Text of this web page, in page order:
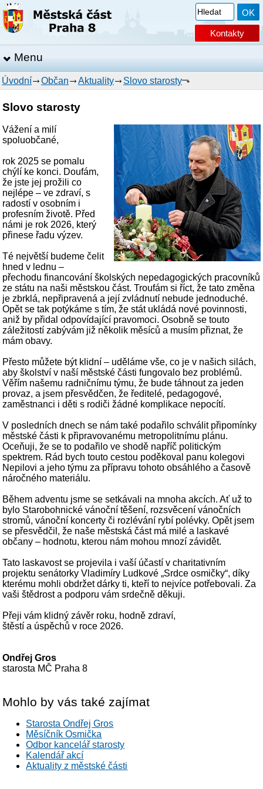
Kontakty
Menu
Úvodní Občan Aktuality Slovo starosty
Slovo starosty
Vážení a milí
spoluobčané,
rok 2025 se pomalu
chýlí ke konci. Doufám,
že jste jej prožili co
nejlépe – ve zdraví, s
radostí v osobním i
profesním životě. Před
námi je rok 2026, který
přinese řadu výzev.
Té největší budeme čelit
hned v lednu –
přechodu financování školských nepedagogických pracovníků
ze státu na naši městskou část. Troufám si říct, že tato změna
je zbrklá, nepřipravená a její zvládnutí nebude jednoduché.
Opět se tak potýkáme s tím, že stát ukládá nové povinnosti,
aniž by přidal odpovídající pravomoci. Osobně se touto
záležitostí zabývám již několik měsíců a musím přiznat, že
mám obavy.
Přesto můžete být klidní – uděláme vše, co je v našich silách,
aby školství v naší městské části fungovalo bez problémů.
Věřím našemu radničnímu týmu, že bude táhnout za jeden
provaz, a jsem přesvědčen, že ředitelé, pedagogové,
zaměstnanci i děti s rodiči žádné komplikace nepocítí.
V posledních dnech se nám také podařilo schválit připomínky
městské části k připravovanému metropolitnímu plánu.
Oceňuji, že se to podařilo ve shodě napříč politickým
spektrem. Rád bych touto cestou poděkoval panu kolegovi
Nepilovi a jeho týmu za přípravu tohoto obsáhlého a časově
náročného materiálu.
Během adventu jsme se setkávali na mnoha akcích. Ať už to
bylo Starobohnické vánoční těšení, rozsvěcení vánočních
stromů, vánoční koncerty či rozlévání rybí polévky. Opět jsem
se přesvědčil, že naše městská část má milé a laskavé
občany – hodnotu, kterou nám mohou mnozí závidět.
Tato laskavost se projevila i vaší účastí v charitativním
projektu senátorky Vladimíry Ludkové „Srdce osmičky“, díky
kterému mohli obdržet dárky ti, kteří to nejvíce potřebovali. Za
vaši štědrost a podporu vám srdečně děkuji.
Přeji vám klidný závěr roku, hodně zdraví,
štěstí a úspěchů v roce 2026.
Ondřej Gros
starosta MČ Praha 8
Mohlo by vás také zajímat
Starosta Ondřej Gros
Měsíčník Osmička
Odbor kancelář starosty
Kalendář akcí
Aktuality z městské části